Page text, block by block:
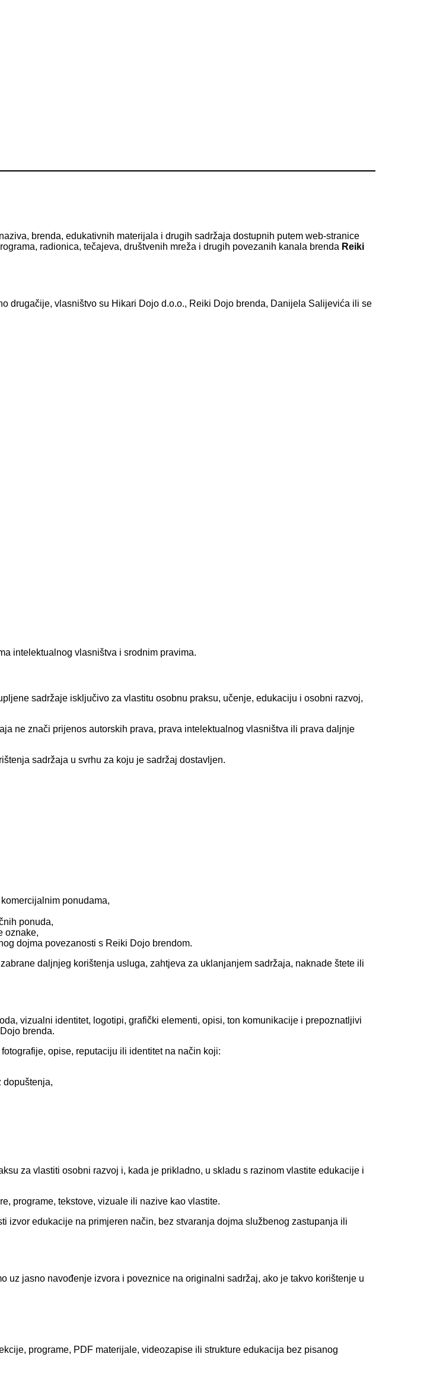
brenda, edukativnih materijala i drugih sadržaja dostupnih putem web-stranice
radionica, tečajeva, društvenih mreža i drugih povezanih kanala brenda Reiki
drugačije, vlasništvo su Hikari Dojo d.o.o., Reiki Dojo brenda, Danijela Salijevića ili se
intelektualnog vlasništva i srodnim pravima.
sadržaje isključivo za vlastitu osobnu praksu, učenje, edukaciju i osobni razvoj,
ne znači prijenos autorskih prava, prava intelektualnog vlasništva ili prava daljnje
sadržaja u svrhu za koju je sadržaj dostavljen.
ponudama,
ponuda,
oznake,
dojma povezanosti s Reiki Dojo brendom.
daljnjeg korištenja usluga, zahtjeva za uklanjanjem sadržaja, naknade štete ili
vizualni identitet, logotipi, grafički elementi, opisi, ton komunikacije i prepoznatljivi
brenda.
opise, reputaciju ili identitet na način koji:
dopuštenja,
za vlastiti osobni razvoj i, kada je prikladno, u skladu s razinom vlastite edukacije i
programe, tekstove, vizuale ili nazive kao vlastite.
izvor edukacije na primjeren način, bez stvaranja dojma službenog zastupanja ili
uz jasno navođenje izvora i poveznice na originalni sadržaj, ako je takvo korištenje u
programe, PDF materijale, videozapise ili strukture edukacija bez pisanog